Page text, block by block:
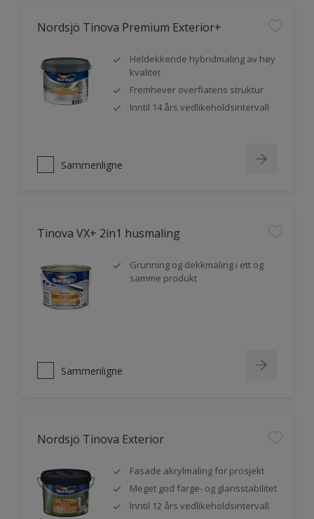
Nordsjö Tinova Premium Exterior+
Heldekkende hybridmaling av høy
kvalitet
Fremhever overflatens struktur
Inntil 14 års vedlikeholdsintervall
Sammenligne
Tinova VX+ 2in1 husmaling
Grunning og dekkmaling i ett og
samme produkt
Sammenligne
Nordsjö Tinova Exterior
Fasade akrylmaling for prosjekt
Meget god farge- og glansstabilitet
Inntil 12 års vedlikeholdsintervall